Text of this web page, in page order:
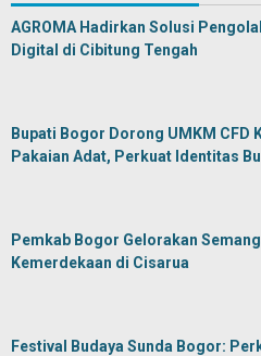
AGROMA Hadirkan Solusi
Digital di Cibitung Tengah
Bupati Bogor Dorong UMKM CFD
Pakaian Adat, Perkuat Identitas
Pemkab Bogor Gelorakan
Kemerdekaan di Cisarua
Festival Budaya Sunda Bogor: